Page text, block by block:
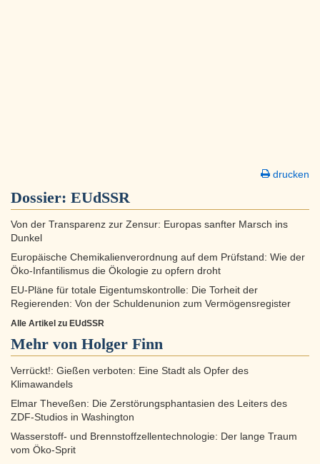
drucken
Dossier: EUdSSR
Von der Transparenz zur Zensur: Europas sanfter Marsch ins
Dunkel
Europäische Chemikalienverordnung auf dem Prüfstand: Wie der
Öko-Infantilismus die Ökologie zu opfern droht
EU-Pläne für totale Eigentumskontrolle: Die Torheit der
Regierenden: Von der Schuldenunion zum Vermögensregister
Alle Artikel zu EUdSSR
Mehr von Holger Finn
Verrückt!: Gießen verboten: Eine Stadt als Opfer des
Klimawandels
Elmar Theveßen: Die Zerstörungsphantasien des Leiters des
ZDF-Studios in Washington
Wasserstoff- und Brennstoffzellentechnologie: Der lange Traum
vom Öko-Sprit